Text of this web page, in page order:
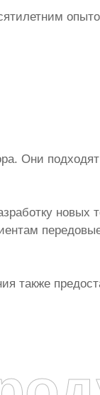
Они
новых
также